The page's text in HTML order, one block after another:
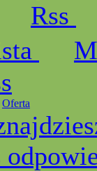
Rss
Oferta